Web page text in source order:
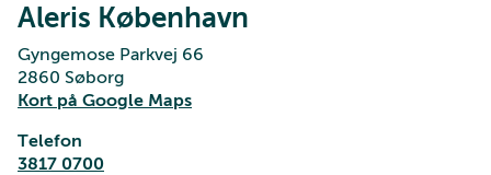
Aleris København
Gyngemose Parkvej 66
2860 Søborg
Kort på Google Maps
Telefon
3817 0700